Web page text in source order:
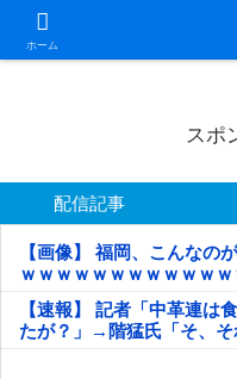
ホーム日本第一！ニュー
スポ
配信記事
【画像】 福岡、こんなの
ｗｗｗｗｗｗｗｗｗｗｗ
ｗｗｗｗｗ
【速報】 記者「中革連は
たが？」→階猛氏「そ、そ